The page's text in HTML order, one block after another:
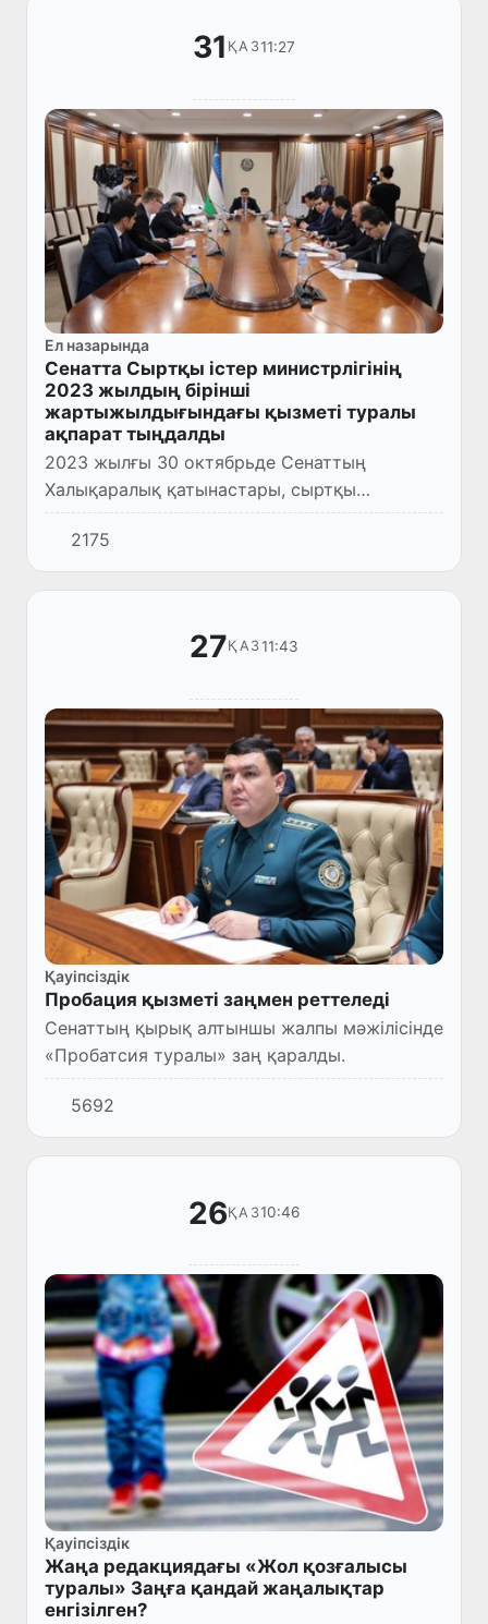
31 ҚАЗ11:27
Ел назарында
Сенатта Сыртқы істер министрлігінің
2023 жылдың бірінші
жартыжылдығындағы қызметі туралы
ақпарат тыңдалды
2023 жылғы 30 октябрьде Сенаттың
Халықаралық қатынастары, сыртқы
экономикалық байланыстар, шетелдік
инвестициялар және туризм мәселелері
комитетінің мәжілісінде Өзбекстан
Республи...
2175
27ҚАЗ11:43
Қауіпсіздік
Пробация қызметі заңмен реттеледі
Сенаттың қырық алтыншы жалпы мәжілісінде
«Пробатсия туралы» заң қаралды.
5692
26ҚАЗ10:46
Қауіпсіздік
Жаңа редакциядағы «Жол қозғалысы
туралы» Заңға қандай жаңалықтар
енгізілген?